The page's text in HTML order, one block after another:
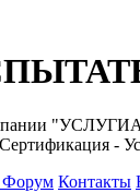
-
Контакты